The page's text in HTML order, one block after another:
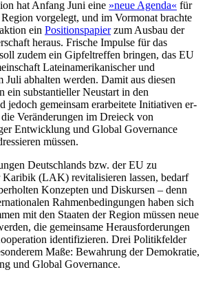
hat Anfang Juni eine »neue Agenda« für
vorgelegt, und im Vormonat brachte
ein Positionspapierzum Ausbau der
heraus. Frische Im­pulse für das
zudem ein Gipfeltreffen bringen, das EU
Lateinamerikanischer und
Juli abhalten werden. Damit aus diesen
ein substantieller Neu­start in den
jedoch gemeinsam erarbeitete Initiativen er­
Veränderungen im Dreieck von
Entwicklung und Global Governance
müssen.
Deutschlands bzw. der EU zu
Karibik (LAK) revitalisieren lassen, bedarf
Konzepten und Diskursen – denn
Rahmenbedingungen haben sich
mit den Staaten der Region müssen neue
die gemein­same Herausforderungen
identifizieren. Drei Politik­felder
Maße: Bewahrung der Demokratie,
und Global Governance.